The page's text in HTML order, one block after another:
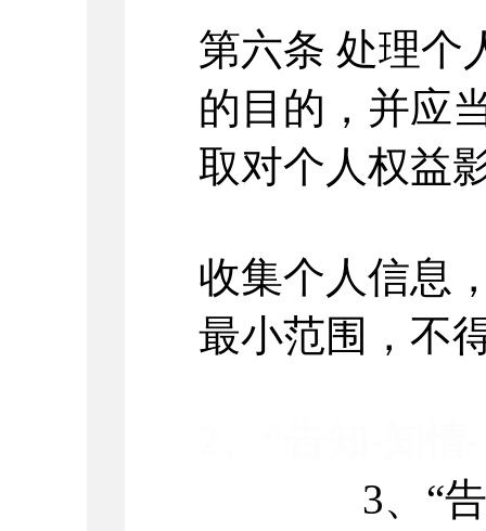
第六条 处理个
的目的，并应
取对个人权益
收集个人信息
最小范围，不
3、“